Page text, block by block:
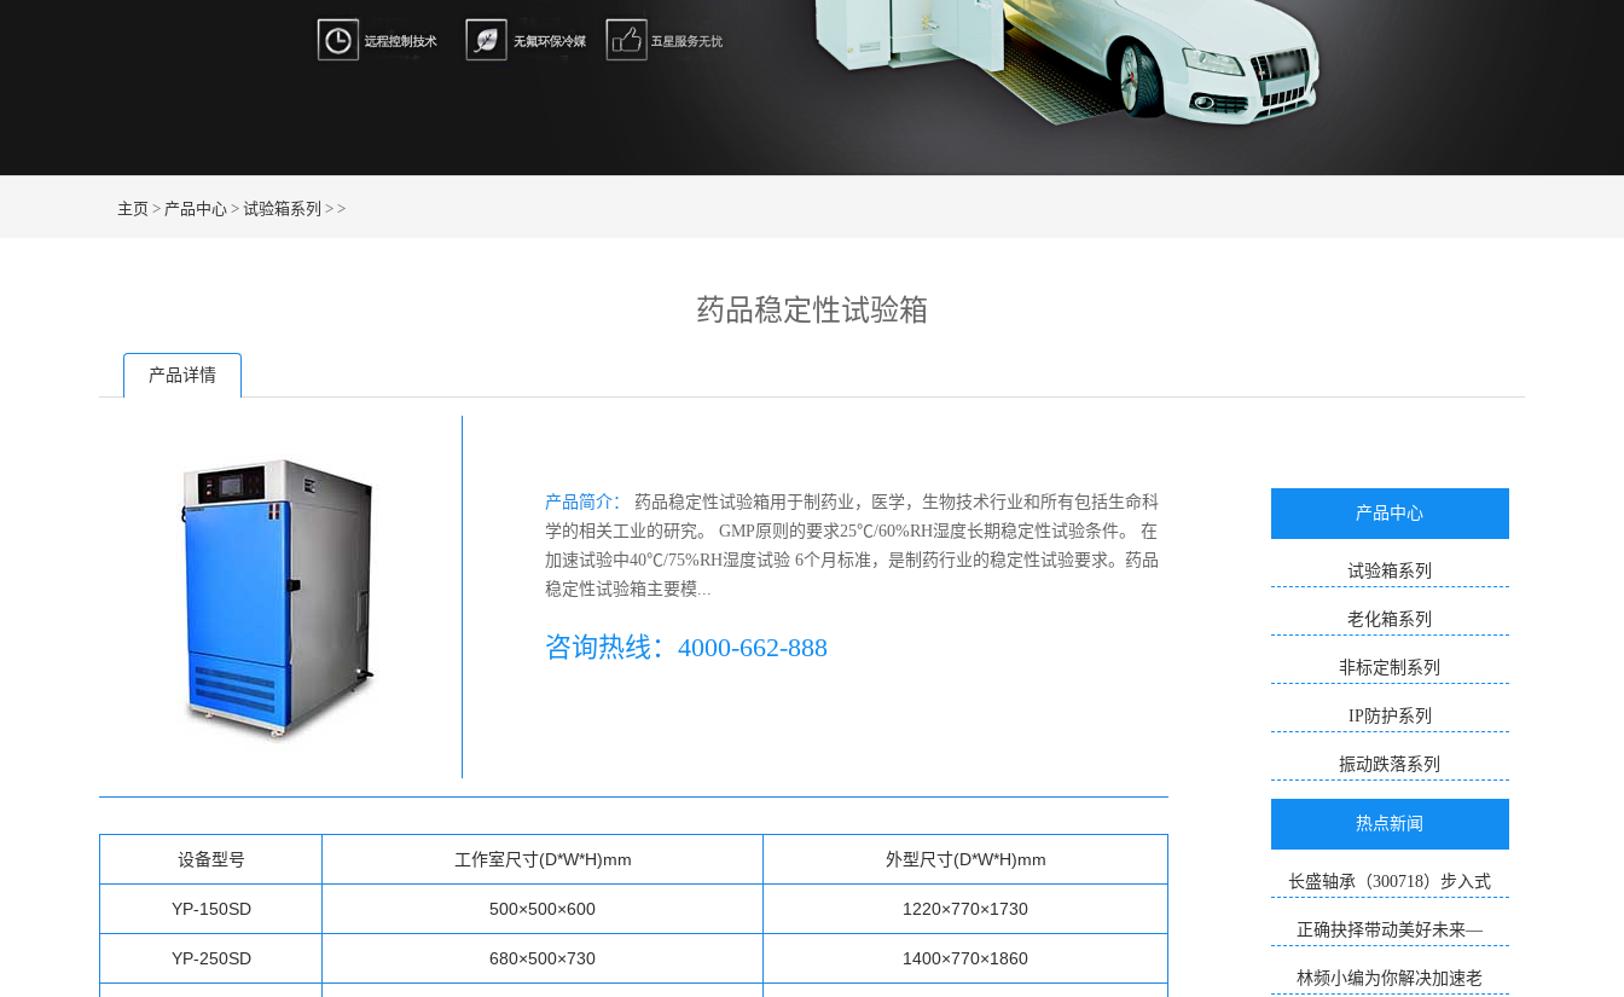
主页 > 产品中心 > 试验箱系列 > >
药品稳定性试验箱
产品详情
产品简介：
药品稳定性试验箱用于制药业，医学，生物技术行业和所有包括生命科
学的相关工业的研究。 GMP原则的要求25℃/60%RH湿度长期稳定性试验条件。 在
加速试验中40℃/75%RH湿度试验 6个月标准，是制药行业的稳定性试验要求。药品
稳定性试验箱主要模...
咨询热线：4000-662-888
设备型号 工作室尺寸(D*W*H)mm 外型尺寸(D*W*H)mm
YP-150SD 500×500×600 1220×770×1730
YP-250SD 680×500×730 1400×770×1860
产品中心
试验箱系列
老化箱系列
非标定制系列
IP防护系列
振动跌落系列
热点新闻
长盛轴承（300718）步入式
正确抉择带动美好未来—
林频小编为你解决加速老